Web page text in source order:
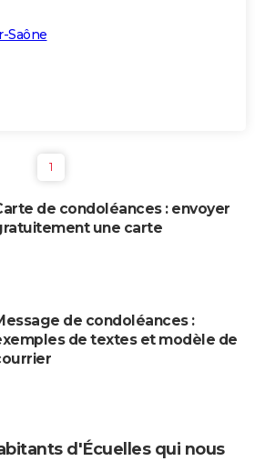
Saône
1
de condoléances : envoyer
une carte
de condoléances :
de textes et modèle de
d'Écuelles qui nous